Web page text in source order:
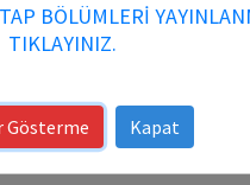
BÖLÜMLERİ
TIKLAYINIZ.
Gösterme Kapat